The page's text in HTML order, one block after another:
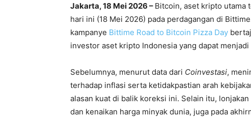
Jakarta, 18 Mei 2026 – Bitcoin, aset kripto utama
hari ini (18 Mei 2026) pada perdagangan di
kampanye Bittime Road to Bitcoin Pizza Day
investor aset kripto Indonesia yang dapat menjadi
Sebelumnya, menurut data dari Coinvestasi,
terhadap inflasi serta ketidakpastian arah
alasan kuat di balik koreksi ini. Selain itu,
dan kenaikan harga minyak dunia, juga pada